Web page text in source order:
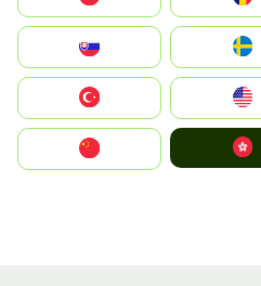
United States
中國香港特別行政區